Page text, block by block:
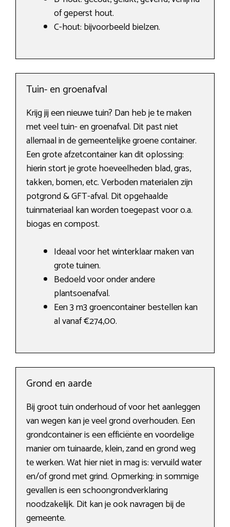
of geperst hout.
C-hout: bijvoorbeeld bielzen.
Tuin- en groenafval
Krijg jij een nieuwe tuin? Dan heb je te maken
met veel tuin- en groenafval. Dit past niet
allemaal in de gemeentelijke groene container.
Een grote afzetcontainer kan dit oplossing:
hierin stort je grote hoeveelheden blad, gras,
takken, bomen, etc. Verboden materialen zijn
potgrond & GFT-afval. Dit opgehaalde
tuinmateriaal kan worden toegepast voor o.a.
biogas en compost.
Ideaal voor het winterklaar maken van
grote tuinen.
Bedoeld voor onder andere
plantsoenafval.
Een 3 m3 groencontainer bestellen kan
al vanaf €274,00.
Grond en aarde
Bij groot tuin onderhoud of voor het aanleggen
van wegen kan je veel grond overhouden. Een
grondcontainer is een efficiënte en voordelige
manier om tuinaarde, klein, zand en grond weg
te werken. Wat hier niet in mag is: vervuild water
en/of grond met grind. Opmerking: in sommige
gevallen is een schoongrondverklaring
noodzakelijk. Dit kan je ook navragen bij de
gemeente.